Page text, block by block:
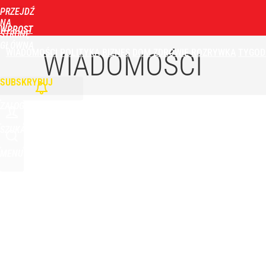
PRZEJDŹ
NA
STRONĘ
WPROST
WIADOMOŚCI POLITYKA BIZNES DOM ZDROWIE ROZRYWKA
SUBSKRYBUJ
Opus Dei reaguje ws. sensacyjnego tropu
dodaj
WIADOMOŚCI